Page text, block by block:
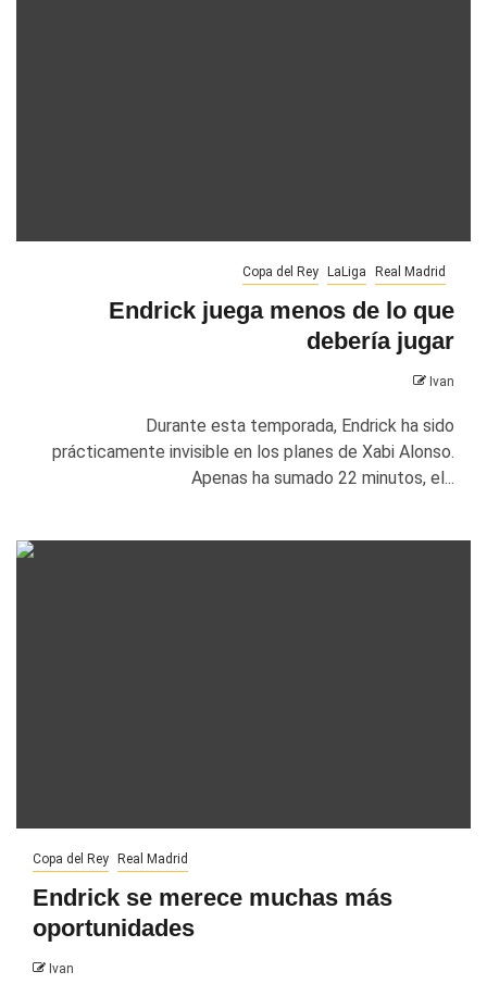
Copa del Rey LaLiga Real Madrid
Endrick juega menos de lo que
debería jugar
Ivan
Durante esta temporada, Endrick ha sido
prácticamente invisible en los planes de Xabi Alonso.
Apenas ha sumado 22 minutos, el...
Copa del Rey Real Madrid
Endrick se merece muchas más
oportunidades
Ivan